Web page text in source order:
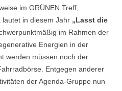
im GRÜNEN Treff,
in diesem Jahr „Lasst die
im Rahmen der
Energien in der
werden müssen noch der
Entgegen anderer
der Agenda-Gruppe nun